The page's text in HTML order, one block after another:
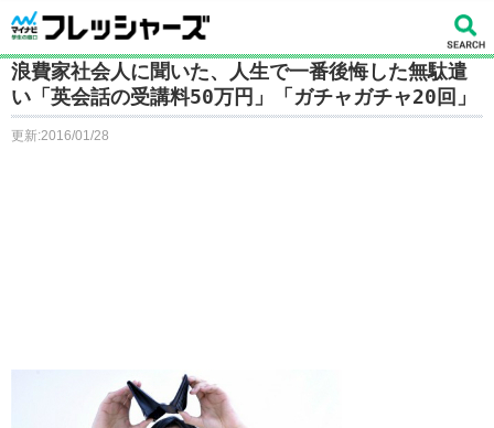
浪費家社会人に聞いた、人生で一番後悔した無駄遣
い「英会話の受講料50万円」「ガチャガチャ20回」
更新:2016/01/28